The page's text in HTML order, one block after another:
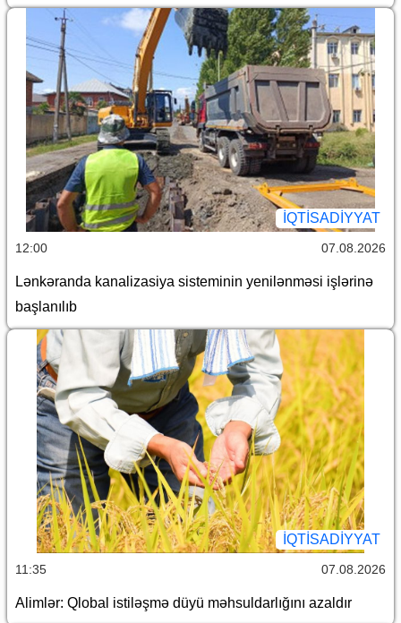
İQTİSADİYYAT
12:00 07.08.2026
Lənkəranda kanalizasiya sisteminin yenilənməsi işlərinə
başlanılıb
İQTİSADİYYAT
11:35 07.08.2026
Alimlər: Qlobal istiləşmə düyü məhsuldarlığını azaldır